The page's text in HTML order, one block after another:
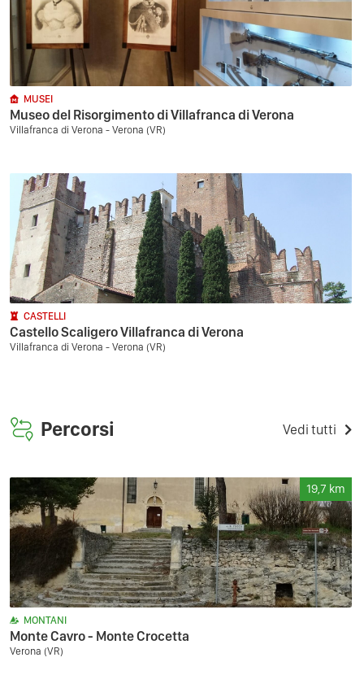
MUSEI
Museo del Risorgimento di Villafranca di Verona
Villafranca di Verona - Verona (VR)
CASTELLI
Castello Scaligero Villafranca di Verona
Villafranca di Verona - Verona (VR)
Percorsi Vedi tutti
19,7 km
MONTANI
Monte Cavro - Monte Crocetta
Verona (VR)